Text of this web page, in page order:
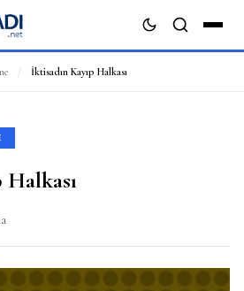
/ İktisadın Kayıp Halkası